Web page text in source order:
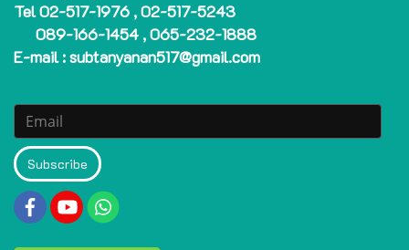
Tel 02-517-1976 , 02-517-5243
089-166-1454 , 065-232-1888
E-mail : subtanyanan517@gmail.com
Subscribe